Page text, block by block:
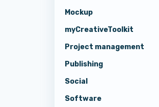
Mockup
myCreativeToolkit
Project management
Publishing
Social
Software